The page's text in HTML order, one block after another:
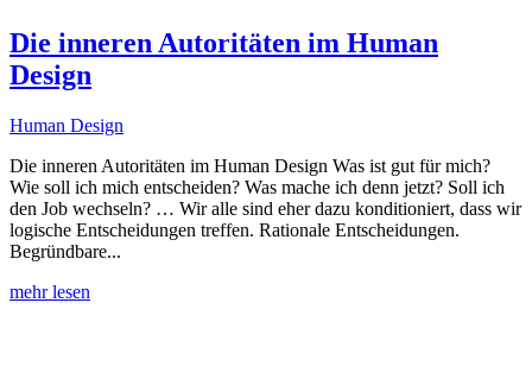
Die inneren Autoritäten im Human
Design
Human Design
Die inneren Autoritäten im Human Design Was ist gut für mich?
Wie soll ich mich entscheiden? Was mache ich denn jetzt? Soll ich
den Job wechseln? … Wir alle sind eher dazu konditioniert, dass wir
logische Entscheidungen treffen. Rationale Entscheidungen.
Begründbare...
mehr lesen